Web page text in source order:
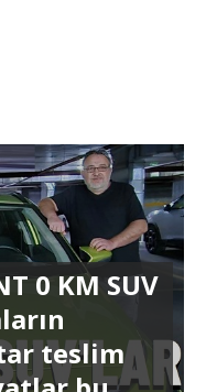
0 KM SUV
teslim